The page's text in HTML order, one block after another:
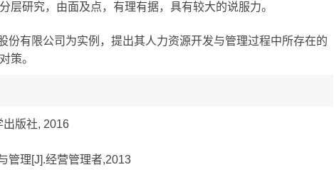
研究，由面及点，有理有据，具有较大的说服力。
份有限公司为实例，提出其人力资源开发与管理过程中所存在的
策。
出版社, 2016
管理[J].经营管理者,2013